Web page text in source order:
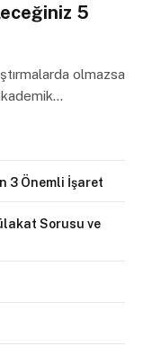
5
olmazsa
3 Önemli İşaret
Sorusu ve